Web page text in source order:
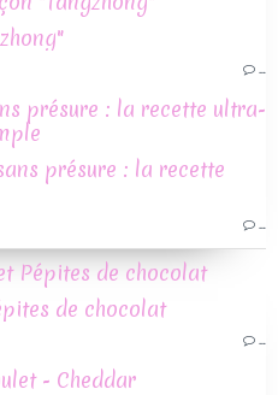
présure : la recette ultra-
Pépites de chocolat
- Cheddar